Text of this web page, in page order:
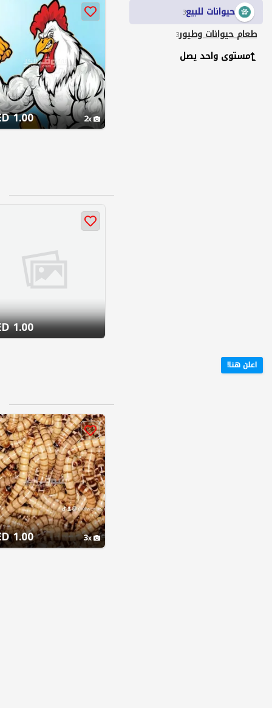
حيوانات للبيع3
طعام حيوانات وطيور3
مستوى واحد يصل
اعلن هنا!
1.00 AED 2
1.00 AED
1.00 AED 3